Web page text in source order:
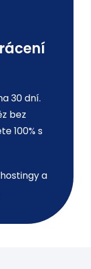
30 dní.
bez
100% s
a